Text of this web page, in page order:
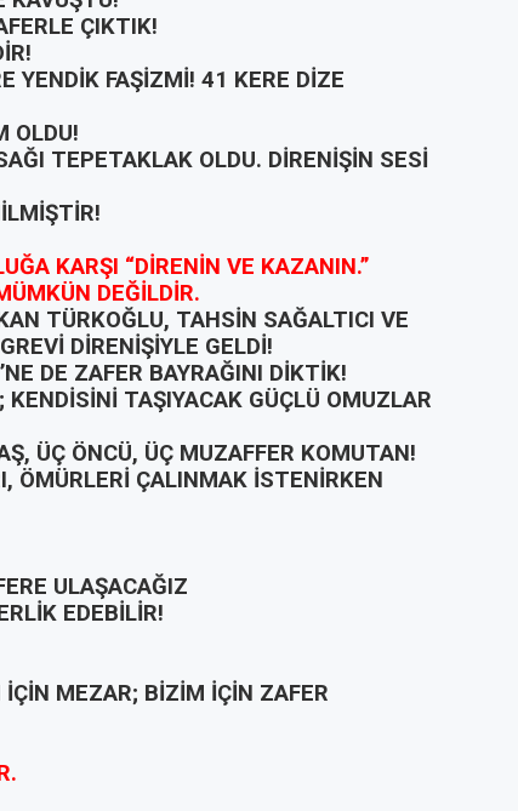
ÇIKTIK!
YENDİK FAŞİZMİ! 41 KERE DİZE
OLDU!
TEPETAKLAK OLDU. DİRENİŞİN SESİ
KARŞI “DİRENİN VE KAZANIN.”
DEĞİLDİR.
TÜRKOĞLU, TAHSİN SAĞALTICI VE
DİRENİŞİYLE GELDİ!
DE ZAFER BAYRAĞINI DİKTİK!
KENDİSİNİ TAŞIYACAK GÜÇLÜ OMUZLAR
ÜÇ ÖNCÜ, ÜÇ MUZAFFER KOMUTAN!
ÖMÜRLERİ ÇALINMAK İSTENİRKEN
ULAŞACAĞIZ
EDEBİLİR!
MEZAR; BİZİM İÇİN ZAFER
.